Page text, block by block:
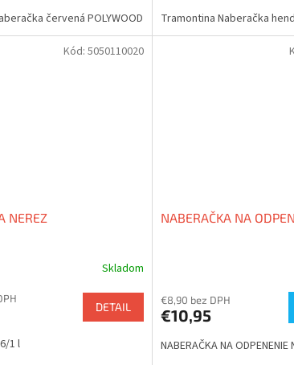
červená POLYWOOD Tramontina Naberačka
NEREZ
Skladom
DETAIL
1 l
Kód: 5050110020
NABERAČKA NA
€8,90 bez DPH
€10,95
NABERAČKA NA ODPENENIE